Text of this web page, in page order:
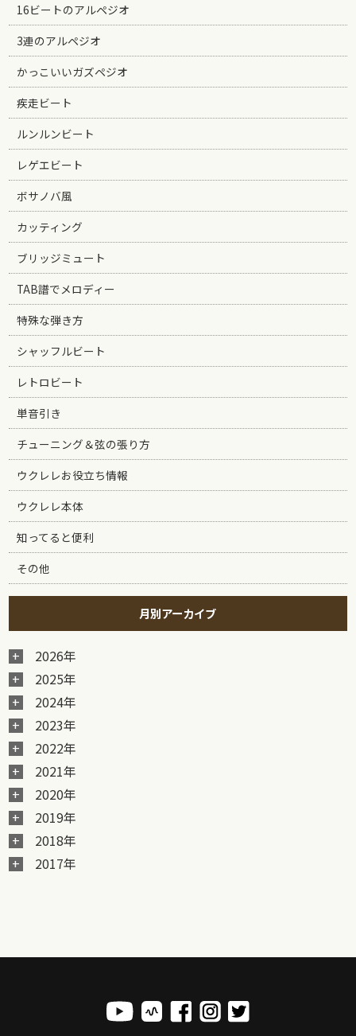
16ビートのアルペジオ
3連のアルペジオ
かっこいいガズペジオ
疾走ビート
ルンルンビート
レゲエビート
ボサノバ風
カッティング
ブリッジミュート
TAB譜でメロディー
特殊な弾き方
シャッフルビート
レトロビート
単音引き
チューニング＆弦の張り方
ウクレレお役立ち情報
ウクレレ本体
知ってると便利
その他
月別アーカイブ
2026年
2025年
2024年
2023年
2022年
2021年
2020年
2019年
2018年
2017年